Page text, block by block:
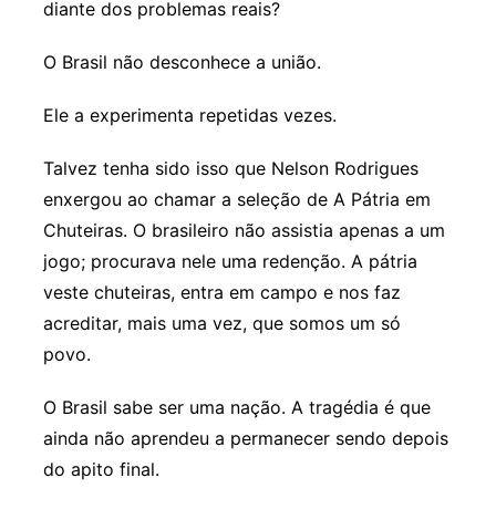
diante dos problemas reais?
O Brasil não desconhece a união.
Ele a experimenta repetidas vezes.
Talvez tenha sido isso que Nelson Rodrigues
enxergou ao chamar a seleção de A Pátria em
Chuteiras. O brasileiro não assistia apenas a um
jogo; procurava nele uma redenção. A pátria
veste chuteiras, entra em campo e nos faz
acreditar, mais uma vez, que somos um só
povo.
O Brasil sabe ser uma nação. A tragédia é que
ainda não aprendeu a permanecer sendo depois
do apito final.